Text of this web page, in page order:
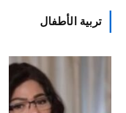
تربية الأطفال